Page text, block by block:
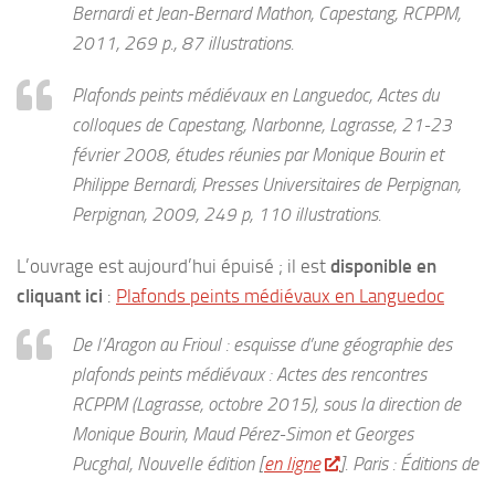
Bernardi et Jean-Bernard Mathon, Capestang, RCPPM,
2011, 269 p., 87 illustrations.
Plafonds peints médiévaux en Languedoc, Actes du
colloques de Capestang, Narbonne, Lagrasse, 21-23
février 2008, études réunies par Monique Bourin et
Philippe Bernardi, Presses Universitaires de Perpignan,
Perpignan, 2009, 249 p, 110 illustrations.
L’ouvrage est aujourd’hui épuisé ; il est disponible en
cliquant ici : Plafonds peints médiévaux en Languedoc
De l’Aragon au Frioul : esquisse d’une géographie des
plafonds peints médiévaux : Actes des rencontres
RCPPM (Lagrasse, octobre 2015), sous la direction de
Monique Bourin, Maud Pérez-Simon et Georges
Pucghal, Nouvelle édition [en ligne
]. Paris : Éditions de